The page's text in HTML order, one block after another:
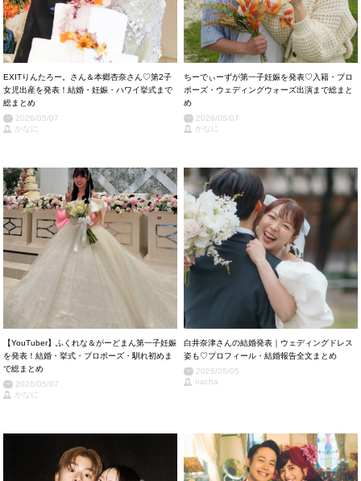
EXITりんたろー。さん＆本郷杏奈さん♡第2子
女児出産を発表！結婚・妊娠・ハワイ挙式まで
総まとめ
2026/05/07
かなに
ちーでぃーずが第一子妊娠を発表♡入籍・プロ
ポーズ・ウェディングウォーズ出演まで総まと
め
2026/05/07
かなに
【YouTuber】ふくれな＆がーどまん第一子妊娠
を発表！結婚・挙式・プロポーズ・馴れ初めま
で総まとめ
2026/05/07
かなに
白井奈津さんの結婚発表｜ウェディングドレス
姿も♡プロフィール・結婚報告全文まとめ
2026/05/05
nacha